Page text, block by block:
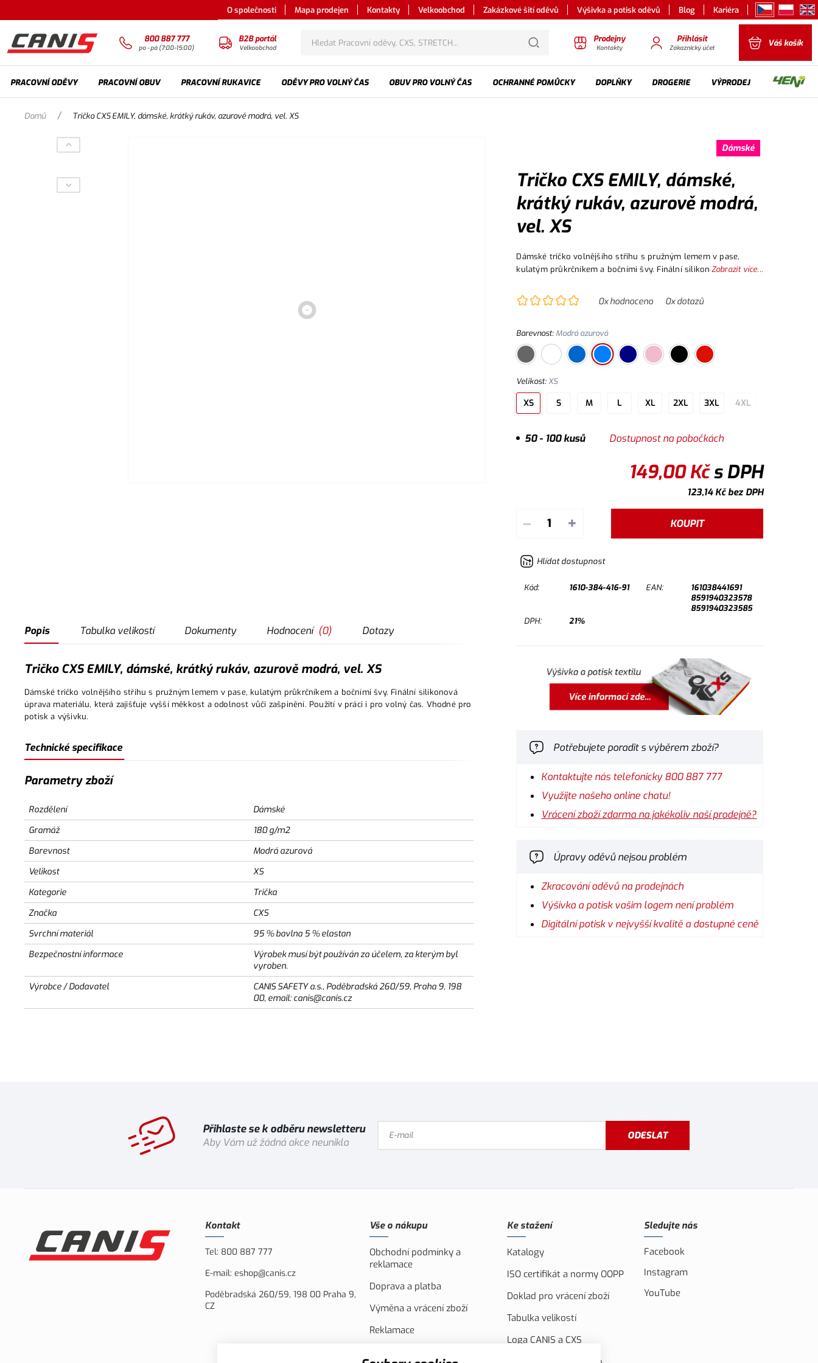
O společnosti Mapa prodejen Kontakty Velkoobchod Zakázkové šití oděvů Výšivka a potisk oděvů Blog Kariéra
800 887 777
po - pá (7:00-15:00)
B2B portál
Velkoobchod
Prodejny
Kontakty
Přihlásit
Zákaznický účet Váš košík
PRACOVNÍ ODĚVY PRACOVNÍ OBUV PRACOVNÍ RUKAVICE ODĚVY PRO VOLNÝ ČAS OBUV PRO VOLNÝ ČAS OCHRANNÉ POMŮCKY DOPLŇKY DROGERIE VÝPRODEJ
Domů / Tričko CXS EMILY, dámské, krátký rukáv, azurově modrá, vel. XS
Dámské
Tričko CXS EMILY, dámské,
krátký rukáv, azurově modrá,
vel. XS
Dámské tričko volnějšího střihu s pružným lemem v pase,
kulatým průkrčníkem a bočními švy. Finální silikonová úprava
zašpinění. Použití v práci i pro volný čas. Vhodné pro potisk a
výšivku.
Zobrazit více...
0x hodnoceno 0x dotazů
Barevnost:Modrá azurová
Velikost:XS
XS S M L XL 2XL 3XL 4XL
50 - 100 kusů Dostupnost na pobočkách
149,00Kčs DPH
123,14Kčbez DPH
– + KOUPIT
Hlídat dostupnost
Kód: 1610-384-416-91 EAN:
161038441691
8591940323578
8591940323585
DPH:
21%
Popis Tabulka velikostí Dokumenty Hodnocení (0) Dotazy
Tričko CXS EMILY, dámské, krátký rukáv, azurově modrá, vel. XS
Dámské tričko volnějšího střihu s pružným lemem v pase, kulatým průkrčníkem a bočními švy. Finální silikonová
úprava materiálu, která zajišťuje vyšší měkkost a odolnost vůči zašpinění. Použití v práci i pro volný čas. Vhodné pro
potisk a výšivku.
Technické specifikace
Parametry zboží
Rozdělení
Dámské
Gramáž
180 g/m2
Barevnost
Modrá azurová
Velikost
XS
Kategorie
Trička
Značka
CXS
Svrchní materiál
95 % bavlna 5 % elastan
Bezpečnostní informace
Výrobek musí být používán za účelem, za kterým byl
vyroben.
Výrobce / Dodavatel
CANIS SAFETY a.s., Poděbradská 260/59, Praha 9, 198
00, email: canis@canis.cz
Potřebujete poradit s výběrem zboží?
Kontaktujte nás telefonicky 800 887 777
Využijte našeho online chatu!
Vrácení zboží zdarma na jakékoliv naší prodejně?
Úpravy oděvů nejsou problém
Zkracování oděvů na prodejnách
Výšivka a potisk vašim logem není problém
Digitální potisk v nejvyšší kvalitě a dostupné ceně
Přihlaste se k odběru newsletteru
Aby Vám už žádná akce neunikla
ODESLAT
Kontakt
Tel: 800 887 777
E-mail: eshop@canis.cz
Poděbradská 260/59, 198 00 Praha 9,
CZ
Vše o nákupu
Obchodní podmínky a
reklamace
Doprava a platba
Výměna a vrácení zboží
Reklamace
Ke stažení
Katalogy
ISO certifikát a normy OOPP
Doklad pro vrácení zboží
Tabulka velikostí
Loga CANIS a CXS
Sledujte nás
Facebook
Instagram
YouTube